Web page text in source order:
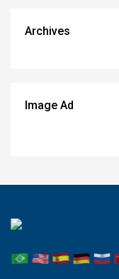
Archives
Image Ad